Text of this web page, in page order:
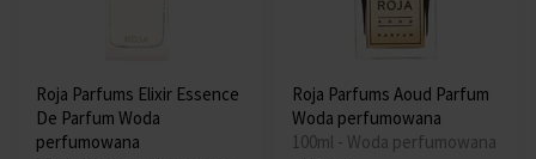
Roja Parfums Elixir Essence
De Parfum Woda
perfumowana
Roja Parfums Aoud Parfum
Woda perfumowana
100ml - Woda perfumowana